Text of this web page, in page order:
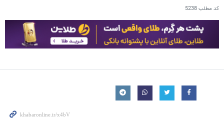
کد مطلب5238